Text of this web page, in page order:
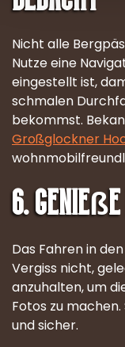
Nicht alle
Nutze eine
eingestellt ist,
schmalen
bekommst.
Großglockner
6.
Das Fahren in
Vergiss nicht,
anzuhalten, um
Fotos zu
und sicher.